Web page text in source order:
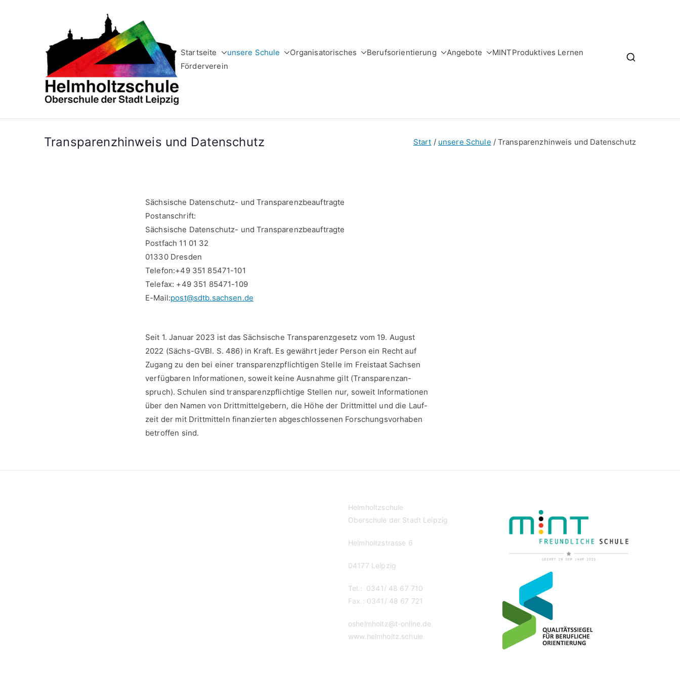
Helmholtzschule
Oberschule der Stadt Leipzig
Startseite unsere Schule Organisatorisches Berufsorientierung Angebote MINTProduktives Lernen
Förderverein
Transparenzhinweis und Datenschutz Start unsere Schule Transparenzhinweis und Datenschutz
Sächsische Datenschutz- und Transparenzbeauftragte
Postanschrift:
Sächsische Datenschutz- und Transparenzbeauftragte
Postfach 11 01 32
01330 Dresden
Telefon:+49 351 85471-101
Telefax: +49 351 85471-109
E-Mail:post@sdtb.sachsen.de
Seit 1. Januar 2023 ist das Sächsische Transparenzgesetz vom 19. August
2022 (Sächs-GVBl. S. 486) in Kraft. Es gewährt jeder Person ein Recht auf
Zugang zu den bei einer transparenzpflichtigen Stelle im Freistaat Sachsen
verfügbaren Informationen, soweit keine Ausnahme gilt (Transparenzan-
spruch). Schulen sind transparenzpflichtige Stellen nur, soweit Informationen
über den Namen von Drittmittelgebern, die Höhe der Drittmittel und die Lauf-
zeit der mit Drittmitteln finanzierten abgeschlossenen Forschungsvorhaben
betroffen sind.
Helmholtzschule
Oberschule der Stadt Leipzig
Helmholtzstrasse 6
04177 Leipzig
Tel.: 0341/ 48 67 710
Fax.: 0341/ 48 67 721
oshelmholtz@t-online.de
www.helmholtz.schule